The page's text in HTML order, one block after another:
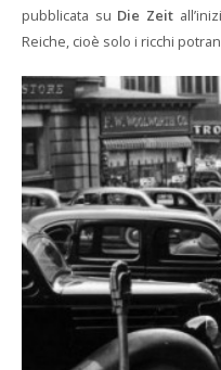
pubblicata su Die Zeit
Reiche, cioè solo i ricchi